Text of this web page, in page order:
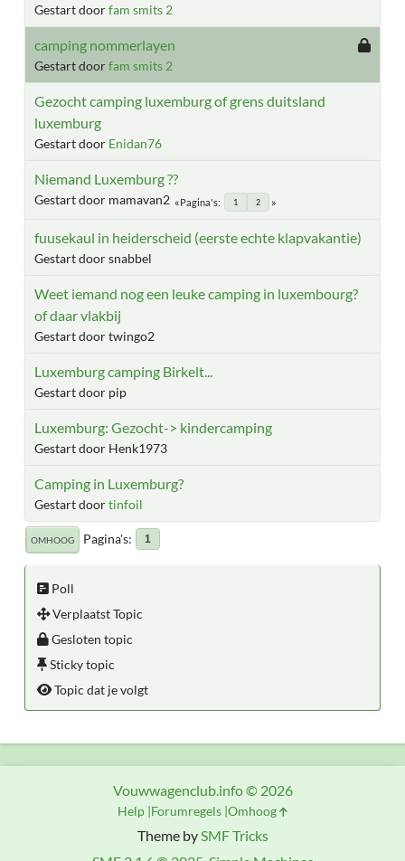
Gestart doorfam smits 2
camping nommerlayen
Gestart doorfam smits 2
Gezocht camping luxemburg of grens duitsland
luxemburg
Gestart door Enidan76
Niemand Luxemburg ??
Gestart door mamavan2 Pagina's 1 2
fuusekaul in heiderscheid (eerste echte klapvakantie)
Gestart door snabbel
Weet iemand nog een leuke camping in luxembourg?
of daar vlakbij
Gestart door twingo2
Luxemburg camping Birkelt...
Gestart door pip
Luxemburg: Gezocht-> kindercamping
Gestart door Henk1973
Camping in Luxemburg?
Gestart doortinfoil
OMHOOG Pagina's 1
Poll
Verplaatst Topic
Gesloten topic
Sticky topic
Topic dat je volgt
Theme bySMF Tricks
Vouwwagenclub.info © 2026
Help Forumregels Omhoog